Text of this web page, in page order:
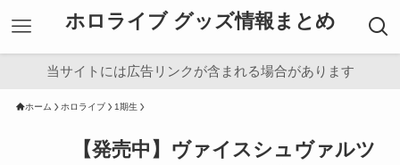
ホロライブ グッズ情報まとめ
当サイトには広告リンクが含まれる場合があります
ホーム ホロライブ 1期生
【発売中】ヴァイスシュヴァルツ